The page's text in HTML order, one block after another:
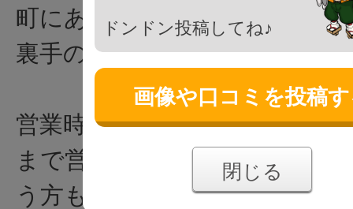
町にある居酒屋で、くまざわ
裏手のビル3Fにあります。
営業時間が17:00〜24:00と、
まで営業しているので、仕事
う方も安心です。
ドンドン投稿してね♪
画像や口コミを投稿
閉じる